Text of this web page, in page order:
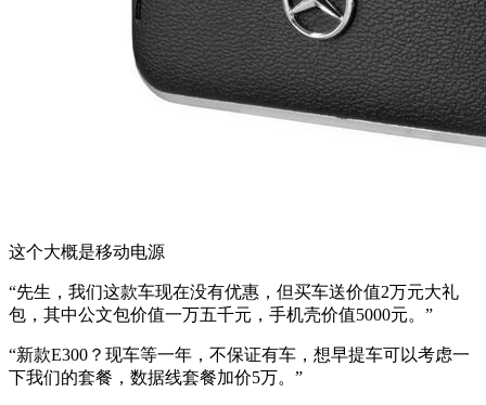
这个大概是移动电源
“先生，我们这款车现在没有优惠，但买车送价值2万元大礼
包，其中公文包价值一万五千元，手机壳价值5000元。”
“新款E300？现车等一年，不保证有车，想早提车可以考虑一
下我们的套餐，数据线套餐加价5万。”